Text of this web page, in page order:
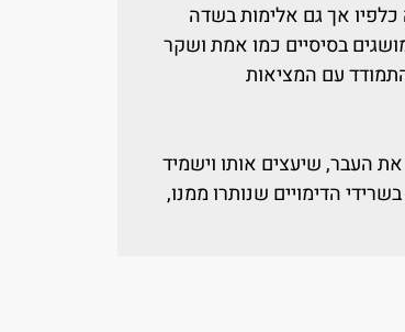
אך גם אלימות בשדה
בסיסיים כמו אמת ושקר
עם המציאות
העבר, שיעצים אותו וישמיד
הדימויים שנותרו ממנו,